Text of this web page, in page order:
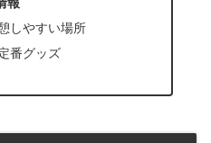
しやすい場所
番グッズ